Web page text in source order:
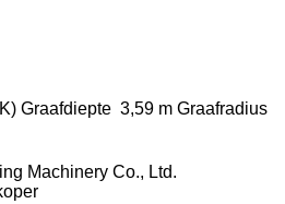
Graafdiepte 3,59 m Graafradius
Machinery Co., Ltd.